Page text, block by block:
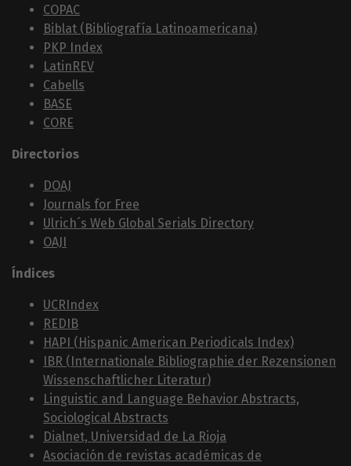
COPAC
Biblat (Bibliografía Latinoamericana)
PKP Index
LatinREV
Cabells
BASE
CORE
Directorios
DOAJ
Journals for Free
Ulrich´s Web Global Serials Directory
OAJI
Índices
UCRIndex
REDIB
HAPI (Hispanic American Periodicals Index)
IBR (Internationale Bibliographie der Rezensionen
Wissenschaftlicher Literatur)
Linguistic and Language Behavior Abstracts,
Sociological Abstracts
Dialnet, Universidad de La Rioja
Asociación de revistas académicas de